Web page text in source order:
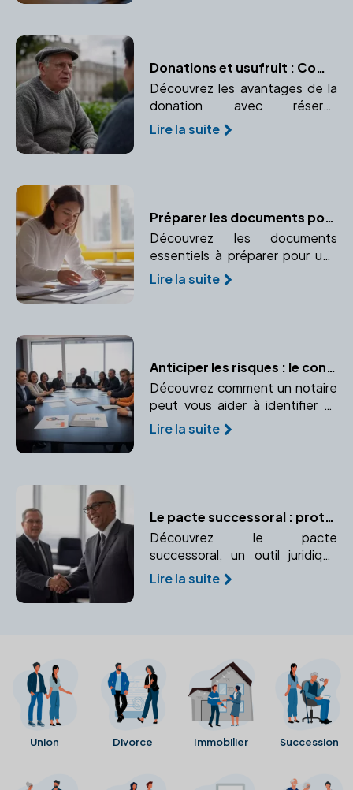
Donations et usufruit : Comment transmettre tout en conservant un droit d'usage ?
Découvrez les avantages de la
donation avec réserve
d'usufruit pour le donateur.
Préservez l'usage ou les
Lire la suite
Préparer les documents pour une adoption réussie
Découvrez les documents
essentiels à préparer pour une
adoption réussie et sécurisée
juridiquement. Faites appel à un
Lire la suite
Anticiper les risques : le conseil stratégique du notaire
Découvrez comment un notaire
peut vous aider à identifier et
prévenir les risques liés à votre
entreprise. Vision stratégique
Lire la suite
Le pacte successoral : protéger un proche ou garantir un accord
Découvrez le pacte
successoral, un outil juridique
permettant d'organiser et de
sécuriser des accords entre
Lire la suite
Union Divorce Immobilier Succession